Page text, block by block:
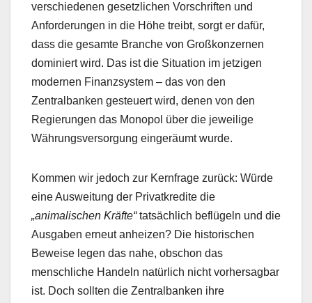
verschiedenen gesetzlichen Vorschriften und
Anforderungen in die Höhe treibt, sorgt er dafür,
dass die gesamte Branche von Großkonzernen
dominiert wird. Das ist die Situation im jetzigen
modernen Finanzsystem – das von den
Zentralbanken gesteuert wird, denen von den
Regierungen das Monopol über die jeweilige
Währungsversorgung eingeräumt wurde.
Kommen wir jedoch zur Kernfrage zurück: Würde
eine Ausweitung der Privatkredite die
„animalischen Kräfte“tatsächlich beflügeln und die
Ausgaben erneut anheizen? Die historischen
Beweise legen das nahe, obschon das
menschliche Handeln natürlich nicht vorhersagbar
ist. Doch sollten die Zentralbanken ihre